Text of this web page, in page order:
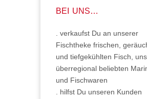
BEI UNS…
. verkaufst Du an unserer
Fischtheke frischen,
und tiefgekühlten Fisch,
überregional beliebten
und Fischwaren
. hilfst Du unseren Kunden